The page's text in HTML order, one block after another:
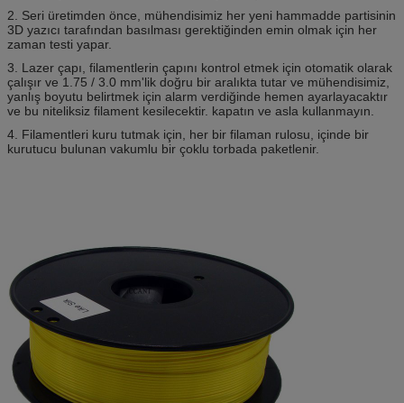
2. Seri üretimden önce, mühendisimiz her yeni hammadde partisinin
3D yazıcı tarafından basılması gerektiğinden emin olmak için her
zaman testi yapar.
3. Lazer çapı, filamentlerin çapını kontrol etmek için otomatik olarak
çalışır ve 1.75 / 3.0 mm'lik doğru bir aralıkta tutar ve mühendisimiz,
yanlış boyutu belirtmek için alarm verdiğinde hemen ayarlayacaktır
ve bu niteliksiz filament kesilecektir. kapatın ve asla kullanmayın.
4. Filamentleri kuru tutmak için, her bir filaman rulosu, içinde bir
kurutucu bulunan vakumlu bir çoklu torbada paketlenir.